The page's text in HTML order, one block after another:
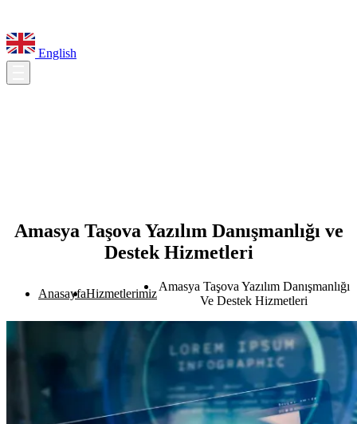
English
Amasya Taşova Yazılım Danışmanlığı ve
Destek Hizmetleri
AnasayfaHizmetlerimiz
Amasya Taşova Yazılım Danışmanlığı
Ve Destek Hizmetleri